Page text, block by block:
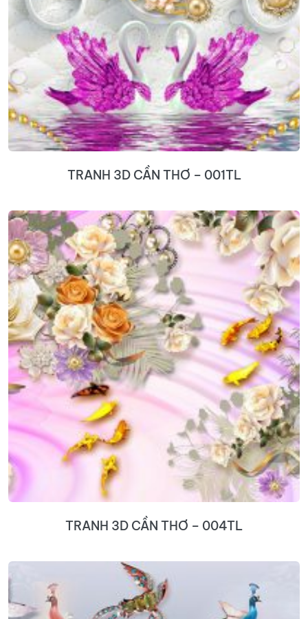
TRANH 3D CẦN THƠ – 001TL
TRANH 3D CẦN THƠ – 004TL